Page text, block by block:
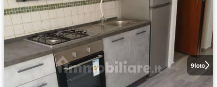
9foto